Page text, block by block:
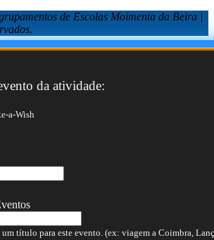
de Escolas Moimenta da Beira |
da atividade:
a-Wish
título para este evento. (ex: viagem a Coimbra,